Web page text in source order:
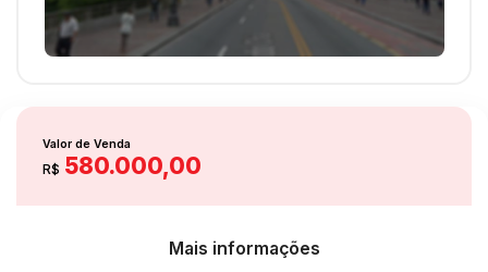
R$ 580.000,00
Valor de Venda
Mais informações